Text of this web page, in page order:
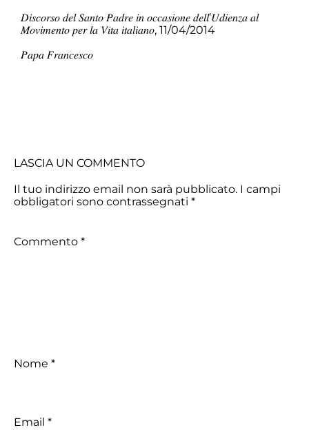
𝐷𝑖𝑠𝑐𝑜𝑟𝑠𝑜 𝑑𝑒𝑙 𝑆𝑎𝑛𝑡𝑜 𝑃𝑎𝑑𝑟𝑒 𝑖𝑛 𝑜𝑐𝑐𝑎𝑠𝑖𝑜𝑛𝑒 𝑑𝑒𝑙𝑙’𝑈𝑑𝑖𝑒𝑛𝑧𝑎 𝑎𝑙
𝑀𝑜𝑣𝑖𝑚𝑒𝑛𝑡𝑜 𝑝𝑒𝑟 𝑙𝑎 𝑉𝑖𝑡𝑎 𝑖𝑡𝑎𝑙𝑖𝑎𝑛𝑜, 11/04/2014
𝑃𝑎𝑝𝑎 𝐹𝑟𝑎𝑛𝑐𝑒𝑠𝑐𝑜
LASCIA UN COMMENTO
Il tuo indirizzo email non sarà pubblicato. I campi
obbligatori sono contrassegnati *
Commento *
Nome *
Email *